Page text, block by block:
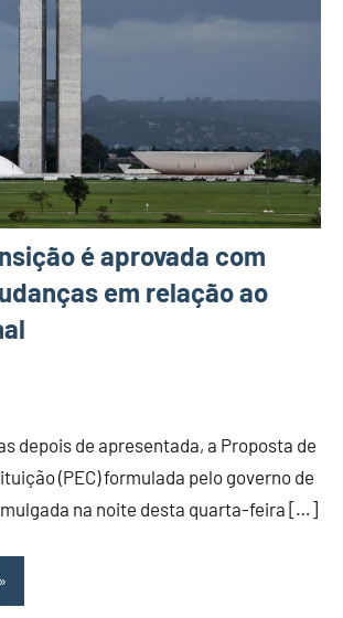
é aprovada com
em relação ao
depois de apresentada, a Proposta de
(PEC) formulada pelo governo de
na noite desta quarta-feira […]